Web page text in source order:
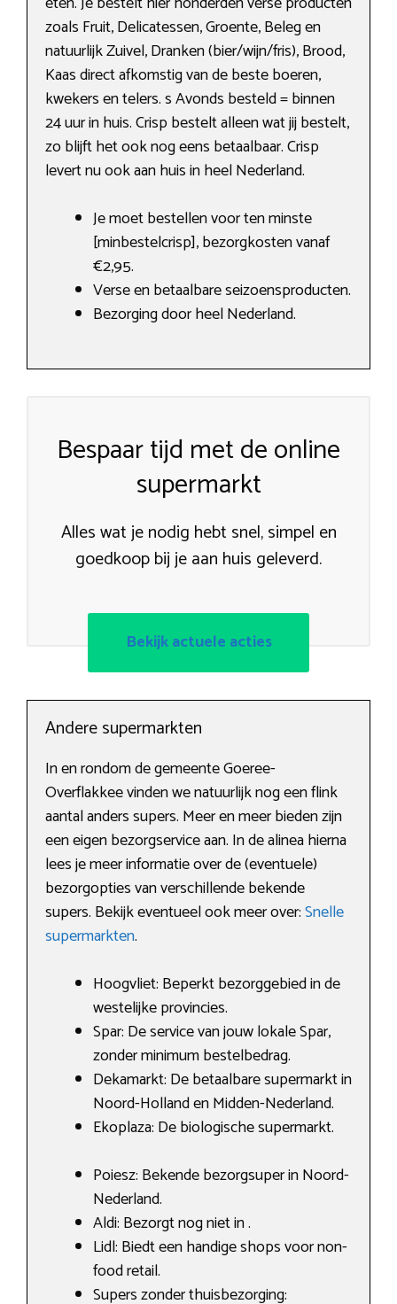
zoals Fruit, Delicatessen, Groente, Beleg en
natuurlijk Zuivel, Dranken (bier/wijn/fris), Brood,
Kaas direct afkomstig van de beste boeren,
kwekers en telers. s Avonds besteld = binnen
24 uur in huis. Crisp bestelt alleen wat jij bestelt,
zo blijft het ook nog eens betaalbaar. Crisp
levert nu ook aan huis in heel Nederland.
Je moet bestellen voor ten minste
[minbestelcrisp], bezorgkosten vanaf
€2,95.
Verse en betaalbare seizoensproducten.
Bezorging door heel Nederland.
Bespaar tijd met de online
supermarkt
Alles wat je nodig hebt snel, simpel en
goedkoop bij je aan huis geleverd.
Bekijk actuele acties
Andere supermarkten
In en rondom de gemeente Goeree-
Overflakkee vinden we natuurlijk nog een flink
aantal anders supers. Meer en meer bieden zijn
een eigen bezorgservice aan. In de alinea hierna
lees je meer informatie over de (eventuele)
bezorgopties van verschillende bekende
supers. Bekijk eventueel ook meer over:Snelle
supermarkten.
Hoogvliet: Beperkt bezorggebied in de
westelijke provincies.
Spar: De service van jouw lokale Spar,
zonder minimum bestelbedrag.
Dekamarkt: De betaalbare supermarkt in
Noord-Holland en Midden-Nederland.
Ekoplaza: De biologische supermarkt.
Poiesz: Bekende bezorgsuper in Noord-
Nederland.
Aldi: Bezorgt nog niet in .
Lidl: Biedt een handige shops voor non-
food retail.
Supers zonder thuisbezorging: